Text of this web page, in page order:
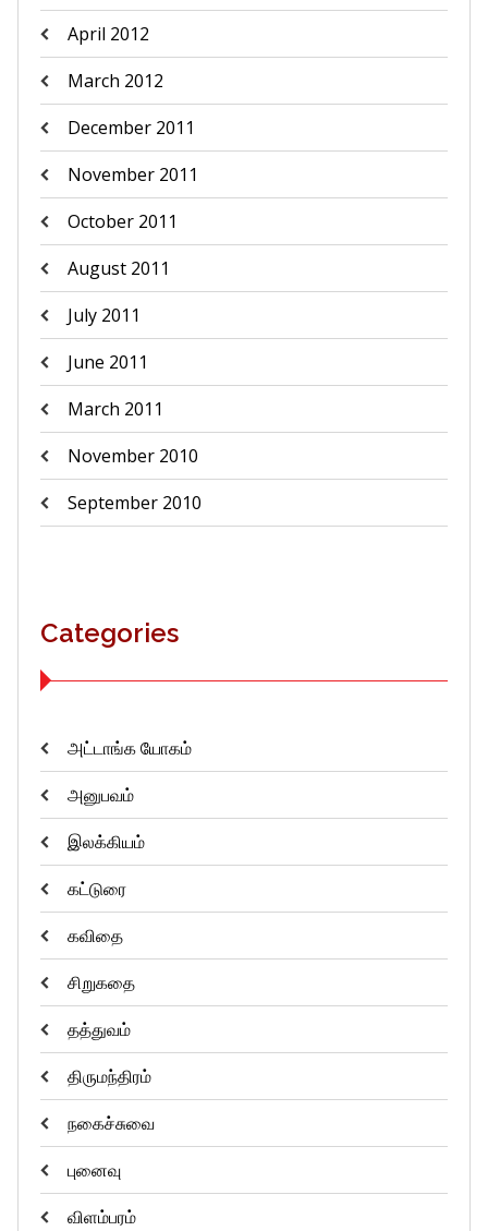
April 2012
March 2012
December 2011
November 2011
October 2011
August 2011
July 2011
June 2011
March 2011
November 2010
September 2010
Categories
அட்டாங்க யோகம்
அனுபவம்
இலக்கியம்
கட்டுரை
கவிதை
சிறுகதை
தத்துவம்
திருமந்திரம்
நகைச்சுவை
புனைவு
விளம்பரம்